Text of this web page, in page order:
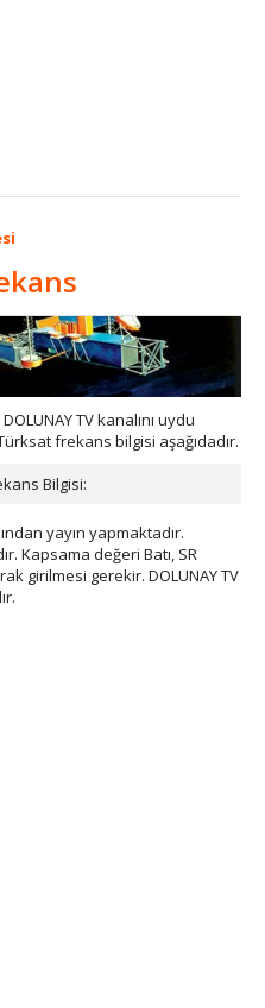
TV kanalını uydu
frekans bilgisi aşağıdadır.
Bilgisi:
yayın yapmaktadır.
Kapsama değeri Batı, SR
girilmesi gerekir. DOLUNAY TV